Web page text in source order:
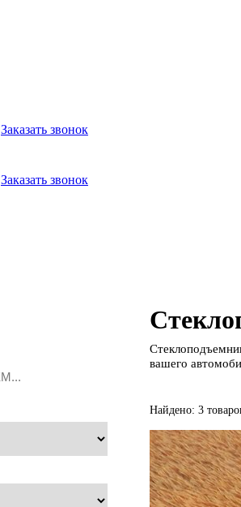
Заказать звонок
Заказать звонок
вашего
Найдено: 3